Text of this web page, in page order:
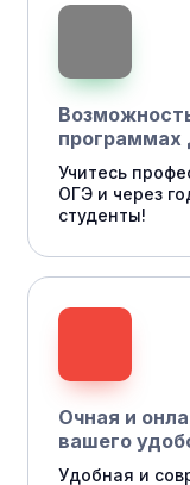
Учитесь
ОГЭ и через
студенты!
Очная и
вашего
Удобная и